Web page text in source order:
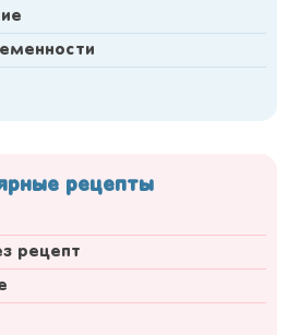
рецепты
рецепт